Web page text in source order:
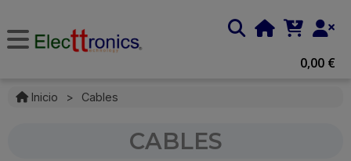
0,00 €
Inicio > Cables
CABLES